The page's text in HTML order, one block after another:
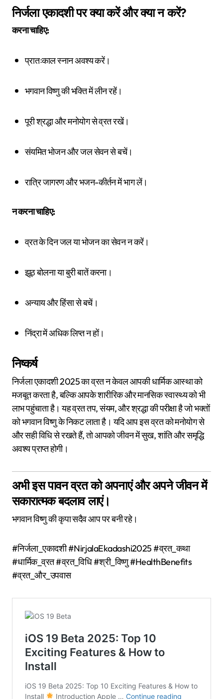
निर्जला एकादशी पर क्या करें और क्या न करें?
करना चाहिए:
प्रातःकाल स्नान अवश्य करें।
भगवान विष्णु की भक्ति में लीन रहें।
पूरी श्रद्धा और मनोयोग से व्रत रखें।
संयमित भोजन और जल सेवन से बचें।
रात्रि जागरण और भजन-कीर्तन में भाग लें।
न करना चाहिए:
व्रत के दिन जल या भोजन का सेवन न करें।
झूठ बोलना या बुरी बातें करना।
अन्याय और हिंसा से बचें।
निंद्रा में अधिक लिप्त न हों।
निष्कर्ष
निर्जला एकादशी 2025 का व्रत न केवल आपकी धार्मिक आस्था को
मजबूत करता है, बल्कि आपके शारीरिक और मानसिक स्वास्थ्य को भी
लाभ पहुंचाता है। यह व्रत तप, संयम, और श्रद्धा की परीक्षा है जो भक्तों
को भगवान विष्णु के निकट लाता है। यदि आप इस व्रत को मनोयोग से
और सही विधि से रखते हैं, तो आपको जीवन में सुख, शांति और समृद्धि
अवश्य प्राप्त होगी।
अभी इस पावन व्रत को अपनाएं और अपने जीवन में
सकारात्मक बदलाव लाएं।
भगवान विष्णु की कृपा सदैव आप पर बनी रहे।
#निर्जला_एकादशी #NirjalaEkadashi2025 #व्रत_कथा
#धार्मिक_व्रत #व्रत_विधि #श्री_विष्णु #HealthBenefits
#व्रत_और_उपवास